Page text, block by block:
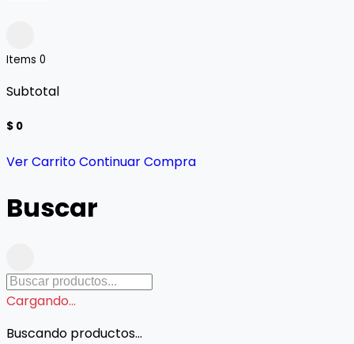
Items 0
Subtotal
$ 0
Ver CarritoContinuar Compra
Buscar
Cargando...
Buscando productos...